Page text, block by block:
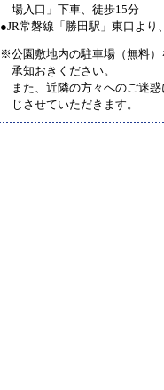
場入口」下車、徒歩15分
●JR常磐線「勝田駅」東口より
※公園敷地内の駐車場（無料
承知おきください。
また、近隣の方々へのご迷
じさせていただきます。